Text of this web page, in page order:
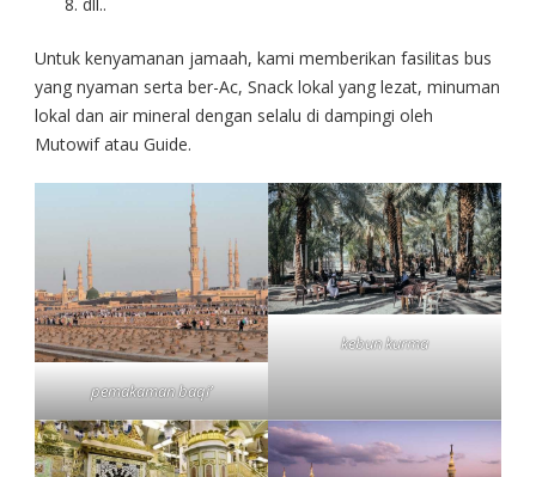
Untuk kenyamanan jamaah, kami memberikan fasilitas bus
yang nyaman serta ber-Ac, Snack lokal yang lezat, minuman
lokal dan air mineral dengan selalu di dampingi oleh
Mutowif atau Guide.
pemakaman baqi’
kebun kurma